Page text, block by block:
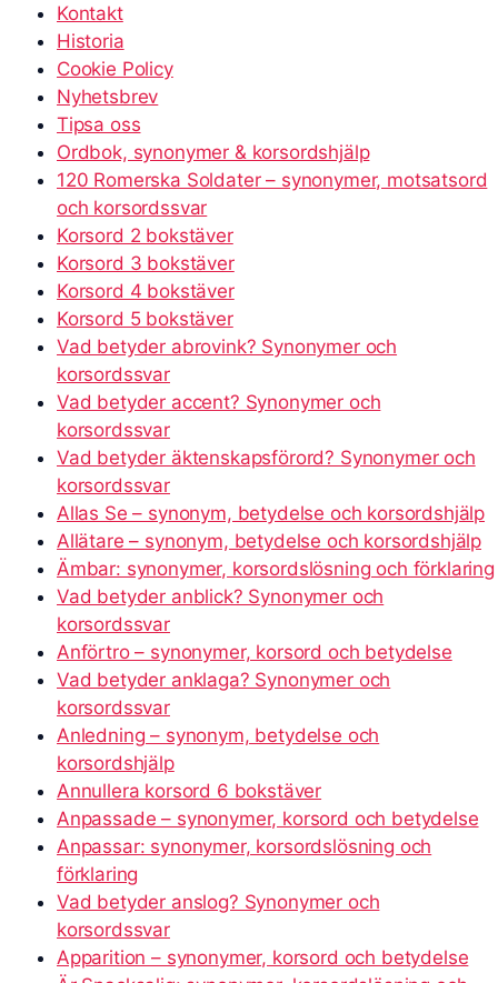
Kontakt
Historia
Cookie Policy
Nyhetsbrev
Tipsa oss
Ordbok, synonymer & korsordshjälp
120 Romerska Soldater – synonymer, motsatsord
och korsordssvar
Korsord 2 bokstäver
Korsord 3 bokstäver
Korsord 4 bokstäver
Korsord 5 bokstäver
Vad betyder abrovink? Synonymer och
korsordssvar
Vad betyder accent? Synonymer och
korsordssvar
Vad betyder äktenskapsförord? Synonymer och
korsordssvar
Allas Se – synonym, betydelse och korsordshjälp
Allätare – synonym, betydelse och korsordshjälp
Ämbar: synonymer, korsordslösning och förklaring
Vad betyder anblick? Synonymer och
korsordssvar
Anförtro – synonymer, korsord och betydelse
Vad betyder anklaga? Synonymer och
korsordssvar
Anledning – synonym, betydelse och
korsordshjälp
Annullera korsord 6 bokstäver
Anpassade – synonymer, korsord och betydelse
Anpassar: synonymer, korsordslösning och
förklaring
Vad betyder anslog? Synonymer och
korsordssvar
Apparition – synonymer, korsord och betydelse